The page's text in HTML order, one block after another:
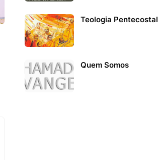
Teologia Pentecostal
Quem Somos